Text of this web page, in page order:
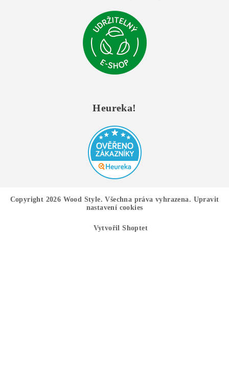
Heureka!
Copyright 2026 Wood Style. Všechna práva vyhrazena. Upravit
nastavení cookies
Vytvořil Shoptet